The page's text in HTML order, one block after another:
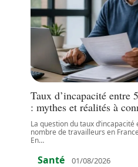
Taux d’incapacité entre
: mythes et réalités à
La question du taux
nombre de travailleurs en
En…
Santé 01/08/2026